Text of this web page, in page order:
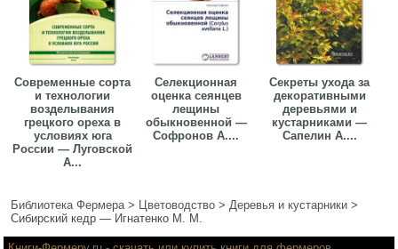
Современные сорта
и технологии
возделывания
грецкого ореха в
условиях юга
России — Луговской
А...
Селекционная
оценка сеянцев
лещины
обыкновенной —
Софронов А....
Секреты ухода за
декоративными
деревьями и
кустарниками —
Сапелин А....
Библиотека Фермера> Цветоводство >Деревья и кустарники >
Сибирский кедр — Игнатенко М. М.